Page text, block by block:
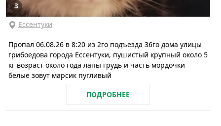
3
Ессентуки
Пропал 06.08.26 в 8:20 из 2го подъезда 36го дома улицы
грибоедова города Ессентуки, пушистый крупный около 5
кг возраст около года лапы грудь и часть мордочки
белые зовут марсик пугливый
ПОДРОБНЕЕ